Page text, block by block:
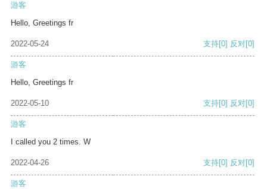
游客
Hello, Greetings fr
2022-05-24 支持[0] 反对[0]
游客
Hello, Greetings fr
2022-05-10 支持[0] 反对[0]
游客
I called you 2 times. W
2022-04-26 支持[0] 反对[0]
游客